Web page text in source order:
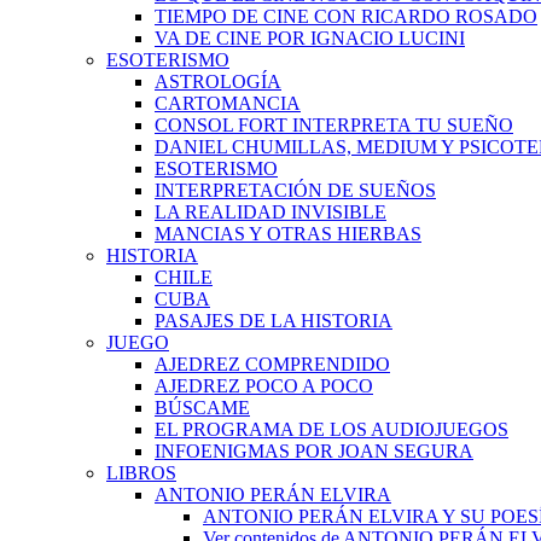
TIEMPO DE CINE CON RICARDO ROSADO
VA DE CINE POR IGNACIO LUCINI
ESOTERISMO
ASTROLOGÍA
CARTOMANCIA
CONSOL FORT INTERPRETA TU SUEÑO
DANIEL CHUMILLAS, MEDIUM Y
ESOTERISMO
INTERPRETACIÓN DE SUEÑOS
LA REALIDAD INVISIBLE
MANCIAS Y OTRAS HIERBAS
HISTORIA
CHILE
CUBA
PASAJES DE LA HISTORIA
JUEGO
AJEDREZ COMPRENDIDO
AJEDREZ POCO A POCO
BÚSCAME
EL PROGRAMA DE LOS AUDIOJUEGOS
INFOENIGMAS POR JOAN SEGURA
LIBROS
ANTONIO PERÁN ELVIRA
ANTONIO PERÁN ELVIRA Y SU